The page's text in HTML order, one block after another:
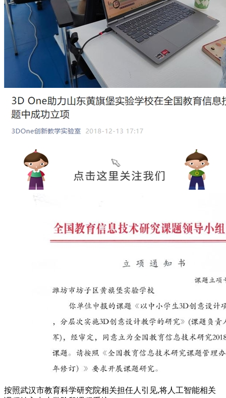
按照武汉市教育科学研究院相关担任人引见,将人工智能相关